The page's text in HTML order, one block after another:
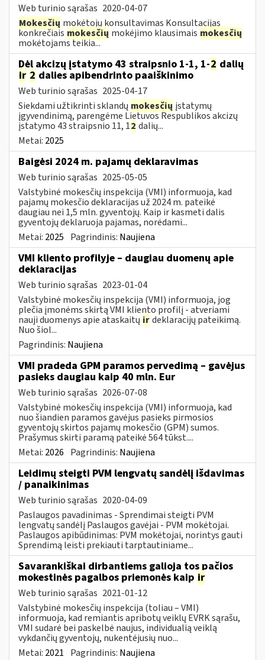
Web turinio sąrašas 2020-04-07
Mokesčių mokėtojų konsultavimas Konsultacijas
konkrečiais mokesčių mokėjimo klausimais mokesčių
mokėtojams teikia...
Dėl akcizų įstatymo 43 straipsnio 1-1, 1-2 dalių
ir 2 dalies apibendrinto paaiškinimo
Web turinio sąrašas 2025-04-17
Siekdami užtikrinti sklandų mokesčių įstatymų
įgyvendinimą, parengėme Lietuvos Respublikos akcizų
įstatymo 43 straipsnio 11, 12 dalių...
Metai: 2025
Baigėsi 2024 m. pajamų deklaravimas
Web turinio sąrašas 2025-05-05
Valstybinė mokesčių inspekcija (VMI) informuoja, kad
pajamų mokesčio deklaracijas už 2024 m. pateikė
daugiau nei 1,5 mln. gyventojų. Kaip ir kasmeti dalis
gyventojų deklaruoja pajamas, norėdami...
Metai: 2025 Pagrindinis: Naujiena
VMI kliento profilyje – daugiau duomenų apie
deklaracijas
Web turinio sąrašas 2023-01-04
Valstybinė mokesčių inspekcija (VMI) informuoja, jog
plečia įmonėms skirtą VMI kliento profilį - atveriami
nauji duomenys apie ataskaitų irdeklaracijų pateikimą.
Nuo šiol...
Pagrindinis: Naujiena
VMI pradeda GPM paramos pervedimą – gavėjus
pasieks daugiau kaip 40 mln. Eur
Web turinio sąrašas 2026-07-08
Valstybinė mokesčių inspekcija (VMI) informuoja, kad
nuo šiandien paramos gavėjus pasieks pirmosios
gyventojų skirtos pajamų mokesčio (GPM) sumos.
Prašymus skirti paramą pateikė 564 tūkst....
Metai: 2026 Pagrindinis: Naujiena
Leidimų steigti PVM lengvatų sandėlį išdavimas
/ panaikinimas
Web turinio sąrašas 2020-04-09
Paslaugos pavadinimas - Sprendimai steigti PVM
lengvatų sandėlį Paslaugos gavėjai - PVM mokėtojai.
Paslaugos apibūdinimas: PVM mokėtojai, norintys gauti
Sprendimą leisti prekiauti tarptautiniame...
Savarankiškai dirbantiems galioja tos pačios
mokestinės pagalbos priemonės kaip ir
Web turinio sąrašas 2021-01-12
Valstybinė mokesčių inspekcija (toliau – VMI)
informuoja, kad remiantis apribotų veiklų EVRK sąrašu,
VMI sudarė bei paskelbė naujus, individualią veiklą
vykdančių gyventojų, nukentėjusių nuo...
Metai: 2021 Pagrindinis: Naujiena